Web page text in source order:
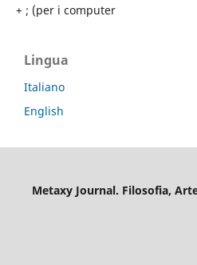
+ ; (per i computer
Lingua
Italiano
English
Metaxy Journal. Filosofia,